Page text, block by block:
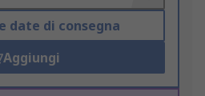
date di consegna
Aggiungi